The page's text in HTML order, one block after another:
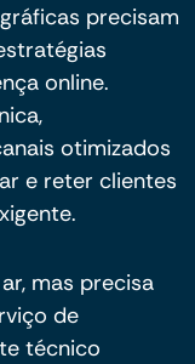
precisam
online.
otimizados
e reter clientes
mas precisa
de
técnico